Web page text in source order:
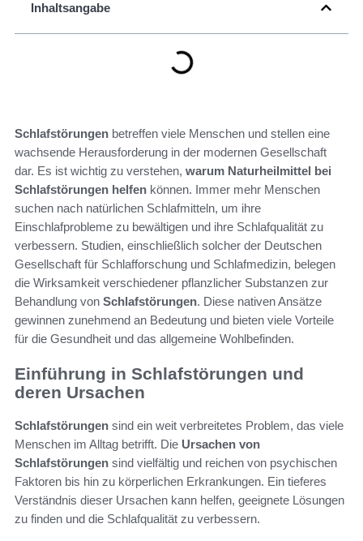
Inhaltsangabe
Schlafstörungen betreffen viele Menschen und stellen eine
wachsende Herausforderung in der modernen Gesellschaft
dar. Es ist wichtig zu verstehen, warum Naturheilmittel bei
Schlafstörungen helfen können. Immer mehr Menschen
suchen nach natürlichen Schlafmitteln, um ihre
Einschlafprobleme zu bewältigen und ihre Schlafqualität zu
verbessern. Studien, einschließlich solcher der Deutschen
Gesellschaft für Schlafforschung und Schlafmedizin, belegen
die Wirksamkeit verschiedener pflanzlicher Substanzen zur
Behandlung von Schlafstörungen. Diese nativen Ansätze
gewinnen zunehmend an Bedeutung und bieten viele Vorteile
für die Gesundheit und das allgemeine Wohlbefinden.
Einführung in Schlafstörungen und
deren Ursachen
Schlafstörungen sind ein weit verbreitetes Problem, das viele
Menschen im Alltag betrifft. Die Ursachen von
Schlafstörungen sind vielfältig und reichen von psychischen
Faktoren bis hin zu körperlichen Erkrankungen. Ein tieferes
Verständnis dieser Ursachen kann helfen, geeignete Lösungen
zu finden und die Schlafqualität zu verbessern.